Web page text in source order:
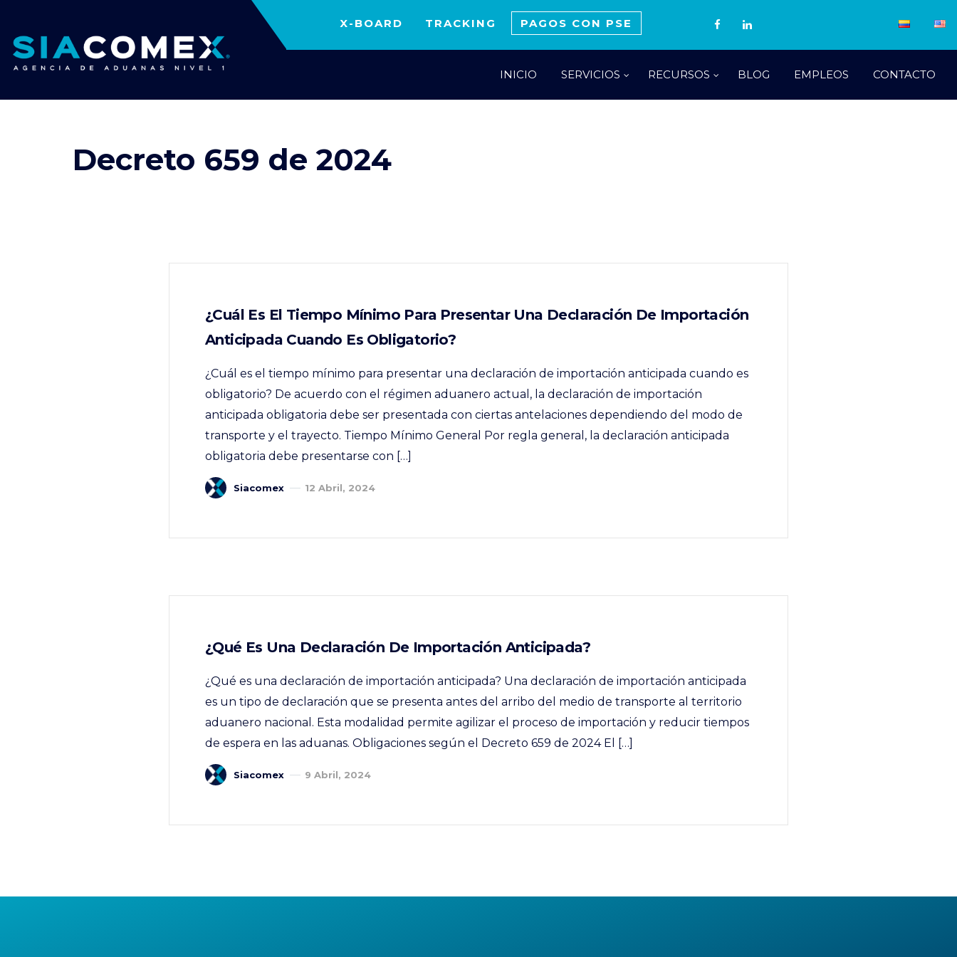
X-BOARD TRACKING PAGOS CON PSE
INICIO SERVICIOS RECURSOS BLOG EMPLEOS CONTACTO
Decreto 659 de 2024
¿Cuál Es El Tiempo Mínimo Para Presentar Una Declaración De Importación
Anticipada Cuando Es Obligatorio?
¿Cuál es el tiempo mínimo para presentar una declaración de importación anticipada cuando es
obligatorio? De acuerdo con el régimen aduanero actual, la declaración de importación
anticipada obligatoria debe ser presentada con ciertas antelaciones dependiendo del modo de
transporte y el trayecto. Tiempo Mínimo General Por regla general, la declaración anticipada
obligatoria debe presentarse con […]
Siacomex 12 Abril, 2024
¿Qué Es Una Declaración De Importación Anticipada?
¿Qué es una declaración de importación anticipada? Una declaración de importación anticipada
es un tipo de declaración que se presenta antes del arribo del medio de transporte al territorio
aduanero nacional. Esta modalidad permite agilizar el proceso de importación y reducir tiempos
de espera en las aduanas. Obligaciones según el Decreto 659 de 2024 El […]
Siacomex 9 Abril, 2024